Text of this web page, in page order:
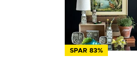
SPAR 83%